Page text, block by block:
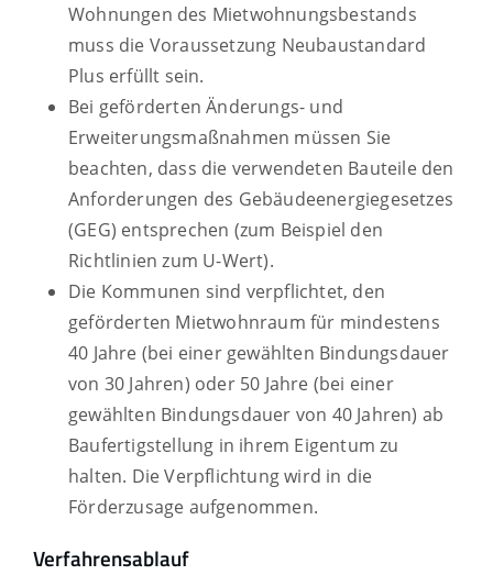
Wohnungen des Mietwohnungsbestands
muss die Voraussetzung Neubaustandard
Plus erfüllt sein.
Bei geförderten Änderungs- und
Erweiterungsmaßnahmen müssen Sie
beachten, dass die verwendeten Bauteile den
Anforderungen des Gebäudeenergiegesetzes
(GEG) entsprechen (zum Beispiel den
Richtlinien zum U-Wert).
Die Kommunen sind verpflichtet, den
geförderten Mietwohnraum für mindestens
40 Jahre (bei einer gewählten Bindungsdauer
von 30 Jahren) oder 50 Jahre (bei einer
gewählten Bindungsdauer von 40 Jahren) ab
Baufertigstellung in ihrem Eigentum zu
halten. Die Verpflichtung wird in die
Förderzusage aufgenommen.
Verfahrensablauf